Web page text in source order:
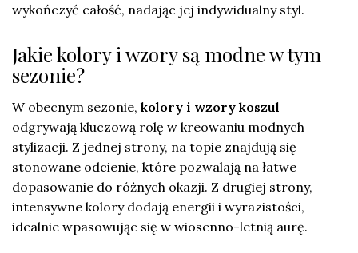
wykończyć całość, nadając jej indywidualny styl.
Jakie kolory i wzory są modne w tym
sezonie?
W obecnym sezonie, kolory i wzory koszul
odgrywają kluczową rolę w kreowaniu modnych
stylizacji. Z jednej strony, na topie znajdują się
stonowane odcienie, które pozwalają na łatwe
dopasowanie do różnych okazji. Z drugiej strony,
intensywne kolory dodają energii i wyrazistości,
idealnie wpasowując się w wiosenno-letnią aurę.